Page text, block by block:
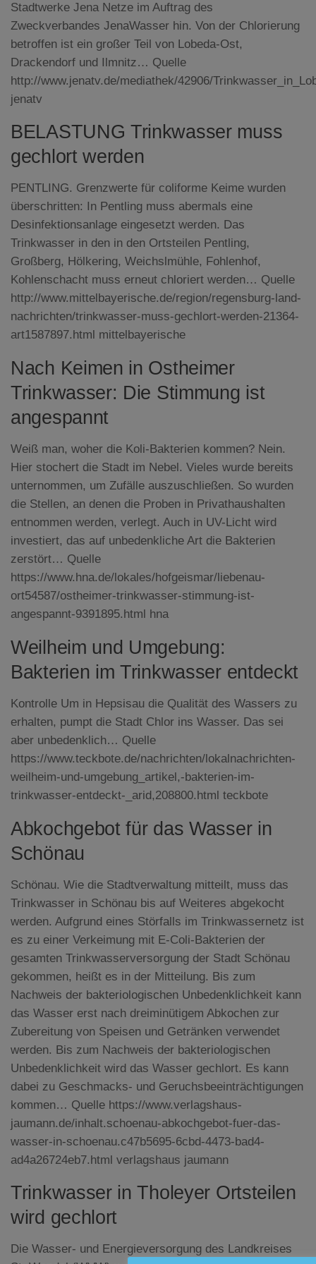
Stadtwerke Jena Netze im Auftrag des
Zweckverbandes JenaWasser hin. Von der Chlorierung
betroffen ist ein großer Teil von Lobeda-Ost,
Drackendorf und Ilmnitz… Quelle
http://www.jenatv.de/mediathek/42906/
jenatv
BELASTUNG Trinkwasser muss
gechlort werden
PENTLING. Grenzwerte für coliforme Keime wurden
überschritten: In Pentling muss abermals eine
Desinfektionsanlage eingesetzt werden. Das
Trinkwasser in den in den Ortsteilen Pentling,
Großberg, Hölkering, Weichslmühle, Fohlenhof,
Kohlenschacht muss erneut chloriert werden… Quelle
http://www.mittelbayerische.de/region/regensburg-land-
nachrichten/trinkwasser-muss-gechlort-werden-21364-
art1587897.html mittelbayerische
Nach Keimen in Ostheimer
Trinkwasser: Die Stimmung ist
angespannt
Weiß man, woher die Koli-Bakterien kommen? Nein.
Hier stochert die Stadt im Nebel. Vieles wurde bereits
unternommen, um Zufälle auszuschließen. So wurden
die Stellen, an denen die Proben in Privathaushalten
entnommen werden, verlegt. Auch in UV-Licht wird
investiert, das auf unbedenkliche Art die Bakterien
zerstört… Quelle
https://www.hna.de/lokales/hofgeismar/liebenau-
ort54587/ostheimer-trinkwasser-stimmung-ist-
angespannt-9391895.html hna
Weilheim und Umgebung:
Bakterien im Trinkwasser entdeckt
Kontrolle Um in Hepsisau die Qualität des Wassers zu
erhalten, pumpt die Stadt Chlor ins Wasser. Das sei
aber unbedenklich… Quelle
https://www.teckbote.de/nachrichten/lokalnachrichten-
weilheim-und-umgebung_artikel,-bakterien-im-
trinkwasser-entdeckt-_arid,208800.html teckbote
Abkochgebot für das Wasser in
Schönau
Schönau. Wie die Stadtverwaltung mitteilt, muss das
Trinkwasser in Schönau bis auf Weiteres abgekocht
werden. Aufgrund eines Störfalls im Trinkwassernetz ist
es zu einer Verkeimung mit E-Coli-Bakterien der
gesamten Trinkwasserversorgung der Stadt Schönau
gekommen, heißt es in der Mitteilung. Bis zum
Nachweis der bakteriologischen Unbedenklichkeit kann
das Wasser erst nach dreiminütigem Abkochen zur
Zubereitung von Speisen und Getränken verwendet
werden. Bis zum Nachweis der bakteriologischen
Unbedenklichkeit wird das Wasser gechlort. Es kann
dabei zu Geschmacks- und Geruchsbeeinträchtigungen
kommen… Quelle https://www.verlagshaus-
jaumann.de/inhalt.schoenau-abkochgebot-fuer-das-
wasser-in-schoenau.c47b5695-6cbd-4473-bad4-
ad4a26724eb7.html verlagshaus jaumann
Trinkwasser in Tholeyer Ortsteilen
wird gechlort
Die Wasser- und Energieversorgung des Landkreises